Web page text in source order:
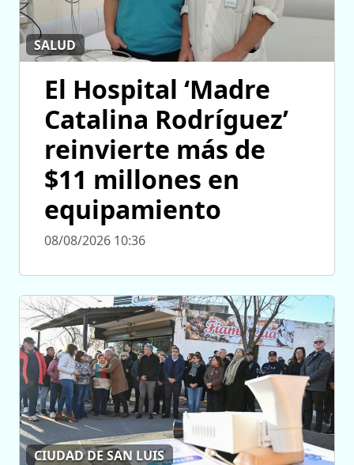
SALUD
El Hospital ‘Madre
Catalina Rodríguez’
reinvierte más de
$11 millones en
equipamiento
08/08/2026 10:36
CIUDAD DE SAN LUIS